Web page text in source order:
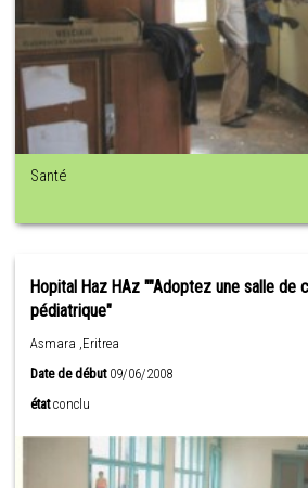
Santé
Hopital Haz HAz ""Adoptez une salle de
pédiatrique"
Asmara ,Eritrea
Date de début09/06/2008
état conclu